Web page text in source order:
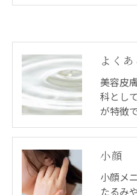
よく
美容皮
科とし
が特徴
小顔
小顔メ
たるみ